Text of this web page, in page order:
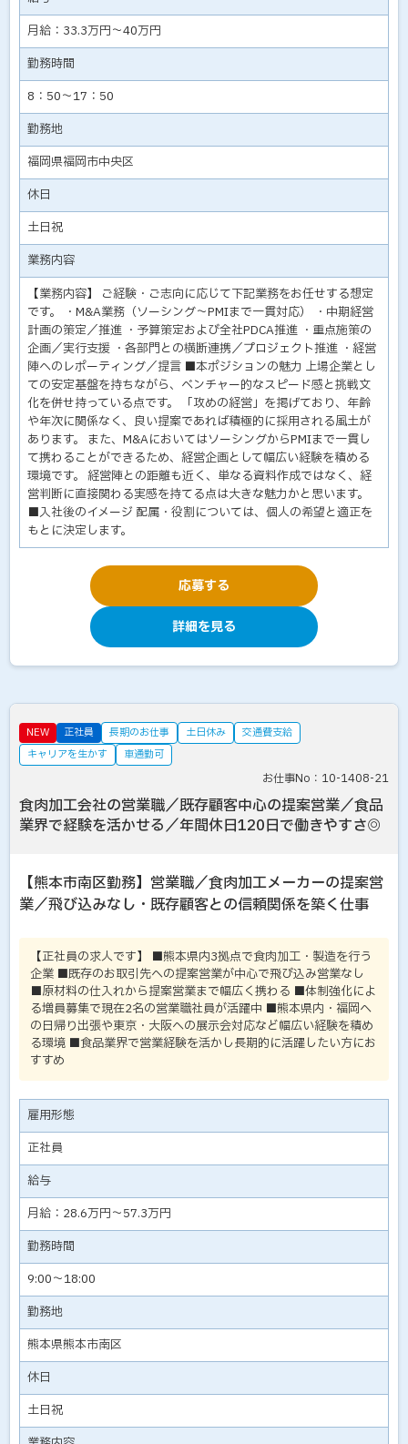
月給：33.3万円～40万円
勤務時間
8：50～17：50
勤務地
福岡県福岡市中央区
休日
土日祝
業務内容
【業務内容】 ご経験・ご志向に応じて下記業務をお任せする想定
です。 ・M&A業務（ソーシング～PMIまで一貫対応） ・中期経営
計画の策定／推進 ・予算策定および全社PDCA推進 ・重点施策の
企画／実行支援 ・各部門との横断連携／プロジェクト推進 ・経営
陣へのレポーティング／提言 ■本ポジションの魅力 上場企業とし
ての安定基盤を持ちながら、ベンチャー的なスピード感と挑戦文
化を併せ持っている点です。 「攻めの経営」を掲げており、年齢
や年次に関係なく、良い提案であれば積極的に採用される風土が
あります。 また、M&AにおいてはソーシングからPMIまで一貫し
て携わることができるため、経営企画として幅広い経験を積める
環境です。 経営陣との距離も近く、単なる資料作成ではなく、経
営判断に直接関わる実感を持てる点は大きな魅力かと思います。
■入社後のイメージ 配属・役割については、個人の希望と適正を
もとに決定します。
応募する
詳細を見る
NEW 正社員 長期のお仕事 土日休み
交通費支給
キャリアを生かす
車通勤可
お仕事No：10-1408-21
食肉加工会社の営業職／既存顧客中心の提案営業／食品
業界で経験を活かせる／年間休日120日で働きやすさ◎
【熊本市南区勤務】営業職／食肉加工メーカーの提案営
業／飛び込みなし・既存顧客との信頼関係を築く仕事
【正社員の求人です】 ■熊本県内3拠点で食肉加工・製造を行う
企業 ■既存のお取引先への提案営業が中心で飛び込み営業なし
■原材料の仕入れから提案営業まで幅広く携わる ■体制強化によ
る増員募集で現在2名の営業職社員が活躍中 ■熊本県内・福岡へ
の日帰り出張や東京・大阪への展示会対応など幅広い経験を積め
る環境 ■食品業界で営業経験を活かし長期的に活躍したい方にお
すすめ
雇用形態
正社員
給与
月給：28.6万円～57.3万円
勤務時間
9:00～18:00
勤務地
熊本県熊本市南区
休日
土日祝